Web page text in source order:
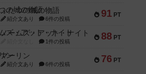
91 PT
ふたつの城の物語
紹介文あり 6件の投稿
88 PT
ノームズ・アット・ナイト
1件の投稿
76 PT
マーリン
紹介文あり 6件の投稿